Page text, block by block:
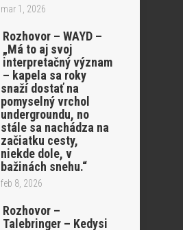
mar 1, 2026
Rozhovor – WAYD –
„Má to aj svoj
interpretačný význam
– kapela sa roky
snaží dostať na
pomyselný vrchol
undergroundu, no
stále sa nachádza na
začiatku cesty,
niekde dole, v
bažinách snehu.“
feb 8, 2026
Rozhovor –
Talebringer – Kedysi